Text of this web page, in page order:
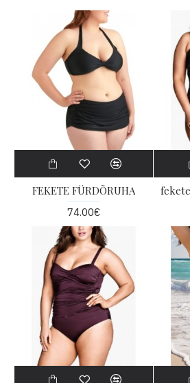
FEKETE FÜRDÕRUHA
74.00€